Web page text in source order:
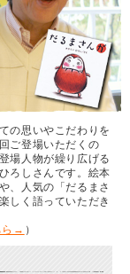
の思いやこだわりを
ご登場いただくの
場人物が繰り広げる
ろしさんです。絵本
、人気の「だるまさ
しく語っていただき
ら→ ）